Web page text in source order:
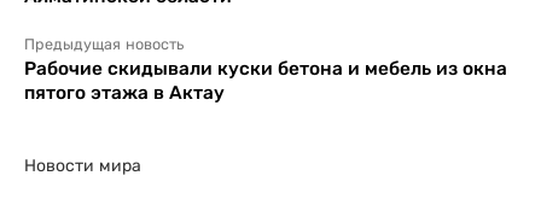
Предыдущая новость
Рабочие скидывали куски бетона и мебель из окна
пятого этажа в Актау
Новости мира